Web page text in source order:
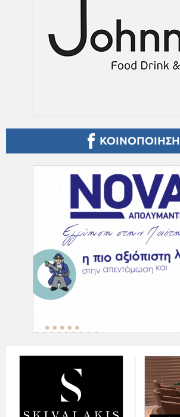
ΚΟΙΝΟΠΟΙΗΣΗ